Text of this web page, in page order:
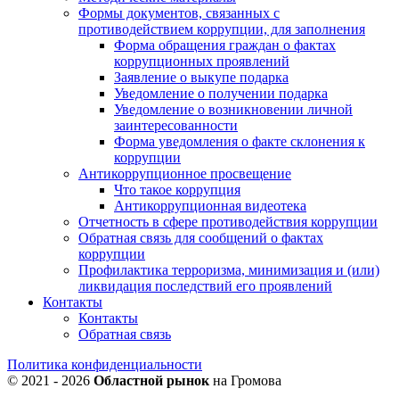
Формы документов, связанных с
противодействием коррупции, для заполнения
Форма обращения граждан о фактах
коррупционных проявлений
Заявление о выкупе подарка
Уведомление о получении подарка
Уведомление о возникновении личной
заинтересованности
Форма уведомления о факте склонения к
коррупции
Антикоррупционное просвещение
Что такое коррупция
Антикоррупционная видеотека
Отчетность в сфере противодействия коррупции
Обратная связь для сообщений о фактах
коррупции
Профилактика терроризма, минимизация и (или)
ликвидация последствий его проявлений
Контакты
Контакты
Обратная связь
Политика конфиденциальности
© 2021 - 2026 Областной рынок на Громова